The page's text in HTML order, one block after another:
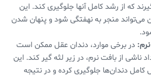
که از رشد کامل آنها جلوگیری کند. این
می‌تواند منجر به نهفتگی شود و پنهان شدن
در برخی موارد، دندان عقل ممکن است
ناشی از بافت نرم، در زیر لثه گیر کند. این
کامل دندان‌ها جلوگیری کرده و در نتیجه